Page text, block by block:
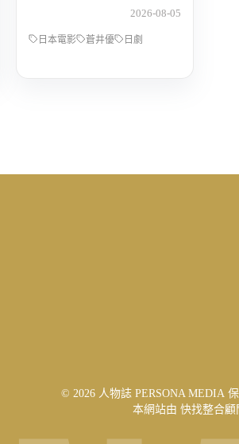
2026-08-05
日本電影 蒼井優 日劇
© 2026 人物誌 PERSONA MEDIA
本網站由 快找整合顧